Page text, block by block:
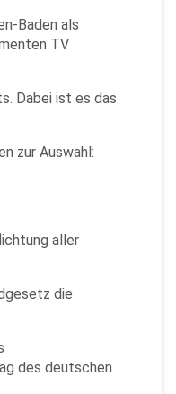
Baden als
TV
Dabei ist es das
zur Auswahl:
aller
die
des deutschen